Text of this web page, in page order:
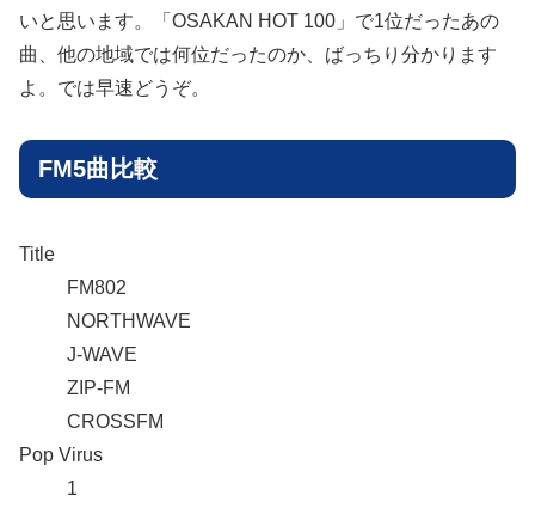
いと思います。「OSAKAN HOT 100」で1位だったあの
曲、他の地域では何位だったのか、ばっちり分かります
よ。では早速どうぞ。
FM5曲比較
Title
FM802
NORTHWAVE
J-WAVE
ZIP-FM
CROSSFM
Pop Virus
1